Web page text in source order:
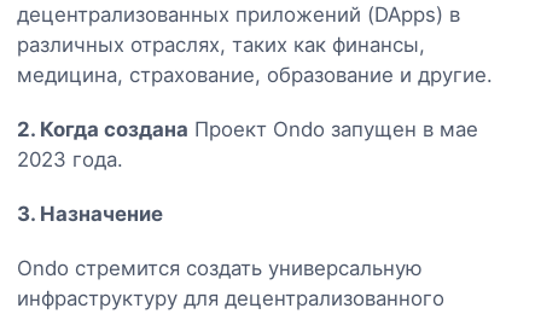
децентрализованных приложений (DApps) в
различных отраслях, таких как финансы,
медицина, страхование, образование и другие.
2. Когда создана Проект Ondo запущен в мае
2023 года.
3. Назначение
Ondo стремится создать универсальную
инфраструктуру для децентрализованного